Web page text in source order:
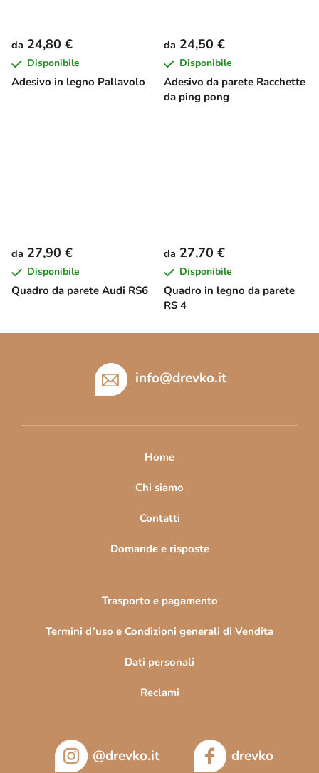
Adesivo in legno Pallavolo
da 24,80 €
Disponibile
Adesivo da parete Racchette
da ping pong
da 24,50 €
Disponibile
Quadro da parete Audi RS6
da 27,90 €
Disponibile
Quadro in legno da parete
RS 4
da 27,70 €
Disponibile
info@drevko.it
Home
Chi siamo
Contatti
Domande e risposte
Trasporto e pagamento
Termini d’uso e Condizioni generali di Vendita
Dati personali
Reclami
@drevko.it drevko